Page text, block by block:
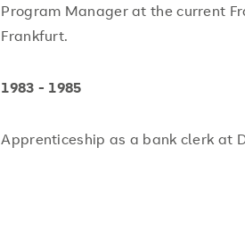
Program Manager at the current
Frankfurt.
1983 - 1985
Apprenticeship as a bank clerk at